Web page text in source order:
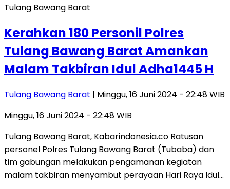
Tulang Bawang Barat
Kerahkan 180 Personil Polres
Tulang Bawang Barat Amankan
Malam Takbiran Idul Adha1445 H
Tulang Bawang Barat | Minggu, 16 Juni 2024 - 22:48 WIB
Minggu, 16 Juni 2024 - 22:48 WIB
Tulang Bawang Barat, Kabarindonesia.co Ratusan
personel Polres Tulang Bawang Barat (Tubaba) dan
tim gabungan melakukan pengamanan kegiatan
malam takbiran menyambut perayaan Hari Raya Idul…